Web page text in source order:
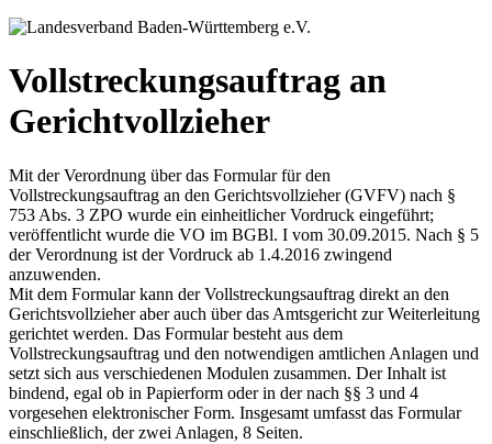
Vollstreckungsauftrag an
Gerichtvollzieher
Mit der Verordnung über das Formular für den
Vollstreckungsauftrag an den Gerichtsvollzieher (GVFV) nach §
753 Abs. 3 ZPO wurde ein einheitlicher Vordruck eingeführt;
veröffentlicht wurde die VO im BGBl. I vom 30.09.2015. Nach § 5
der Verordnung ist der Vordruck ab 1.4.2016 zwingend
anzuwenden.
Mit dem Formular kann der Vollstreckungsauftrag direkt an den
Gerichtsvollzieher aber auch über das Amtsgericht zur Weiterleitung
gerichtet werden. Das Formular besteht aus dem
Vollstreckungsauftrag und den notwendigen amtlichen Anlagen und
setzt sich aus verschiedenen Modulen zusammen. Der Inhalt ist
bindend, egal ob in Papierform oder in der nach §§ 3 und 4
vorgesehen elektronischer Form. Insgesamt umfasst das Formular
einschließlich, der zwei Anlagen, 8 Seiten.